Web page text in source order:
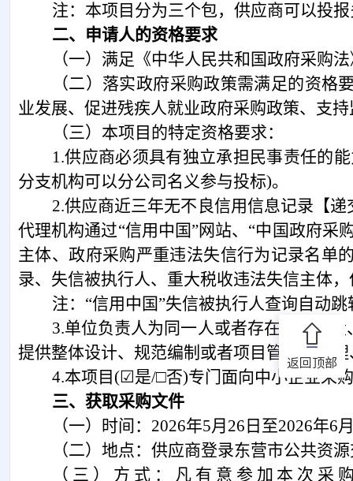
返回顶部
注：本项目分为三个包，供应商可以投
二、申请人的资格要求
（一）满足《中华人民共和国政府采购
（二）落实政府采购政策需满足的资
业发展、促进残疾人就业政府采购政策、支
（三）本项目的特定资格要求：
1.供应商必须具有独立承担民事责任的
分支机构可以分公司名义参与投标)。
2.供应商近三年无不良信用信息记录【
代理机构通过“信用中国”网站、“中国政府
主体、政府采购严重违法失信行为记录名单
录、失信被执行人、重大税收违法失信主体
注： “信用中国”失信被执行人查询自动
3.单位负责人为同一人或者存在直接控
提供整体设计、规范编制或者项目管理、监
4.本项目(☑是/□否)专门面向中小企业采
三、获取采购文件
（一）时间： 2026年5月 26 日至2026年6
（二）地点： 供应商登录东营市公共资
（ 三 ）方式：凡有意参加本次采